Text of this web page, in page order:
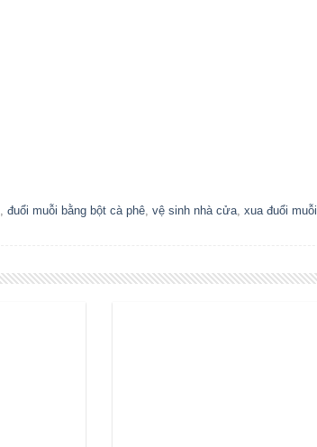
,đuổi muỗi bằng bột cà phê,vệ sinh nhà cửa,xua đuổi muỗi